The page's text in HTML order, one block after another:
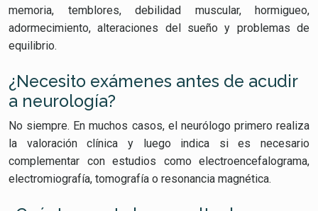
memoria, temblores, debilidad muscular, hormigueo,
adormecimiento, alteraciones del sueño y problemas de
equilibrio.
¿Necesito exámenes antes de acudir
a neurología?
No siempre. En muchos casos, el neurólogo primero realiza
la valoración clínica y luego indica si es necesario
complementar con estudios como electroencefalograma,
electromiografía, tomografía o resonancia magnética.